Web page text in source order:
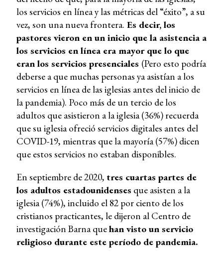
los servicios en línea y las métricas del “éxito”, a su
vez, son una nueva frontera. Es decir, los
pastores vieron en un inicio que la asistencia a
los servicios en línea era mayor que lo que
eran los servicios presenciales (Pero esto podría
deberse a que muchas personas ya asistían a los
servicios en línea de las iglesias antes del inicio de
la pandemia). Poco más de un tercio de los
adultos que asistieron a la iglesia (36%) recuerda
que su iglesia ofreció servicios digitales antes del
COVID-19, mientras que la mayoría (57%) dicen
que estos servicios no estaban disponibles.
En septiembre de 2020, tres cuartas partes de
los adultos estadounidenses que asisten a la
iglesia (74%), incluido el 82 por ciento de los
cristianos practicantes, le dijeron al Centro de
investigación Barna quehan visto un servicio
religioso durante este período de pandemia.